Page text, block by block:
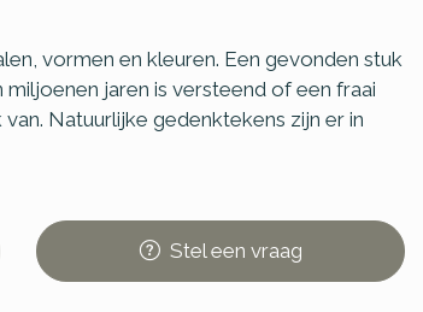
vormen en kleuren. Een gevonden stuk
jaren is versteend of een fraai
Natuurlijke gedenktekens zijn er in
Steleen vraag